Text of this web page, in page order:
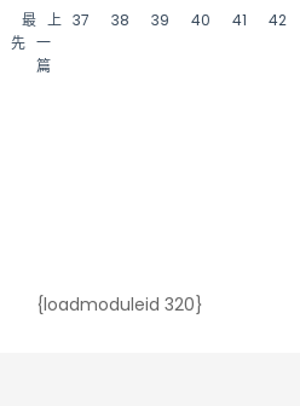
最
先
上
一
篇
37 38 39 40 41 42
{loadmoduleid 320}